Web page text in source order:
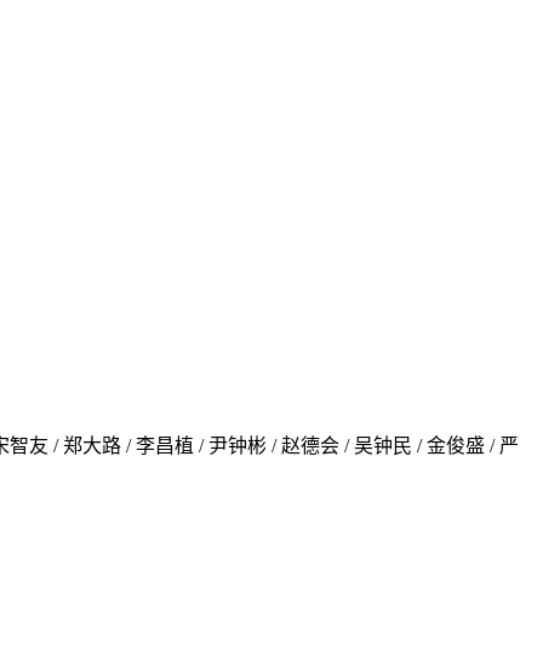
友 / 郑大路 / 李昌植 / 尹钟彬 / 赵德会 / 吴钟民 / 金俊盛 / 严